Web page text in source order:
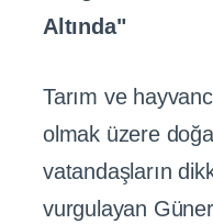
Altında"
Tarım ve
olmak üzere
vatandaşların
vurgulayan Güner,